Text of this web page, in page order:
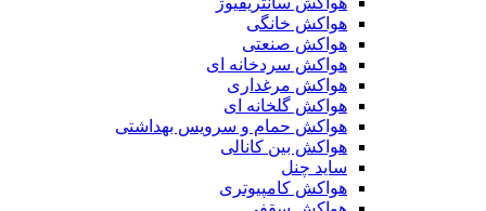
هواکش خانگی
هواکش صنعتی
هواکش سردخانه ای
هواکش مرغداری
هواکش گلخانه ای
هواکش حمام و سرویس بهداشتی
هواکش بین کانالی
ساید چنل
هواکش کامپیوتری